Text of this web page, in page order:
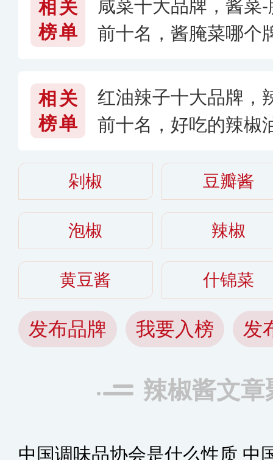
相关
榜单
咸菜十大品牌，酱菜
前十名，酱腌菜哪个
相关
榜单
红油辣子十大品牌，
前十名，好吃的辣椒
剁椒 豆瓣酱
泡椒 辣椒
黄豆酱 什锦菜
发布品牌 我要入榜 发
辣椒酱文章
中国调味品协会是什么性质 中